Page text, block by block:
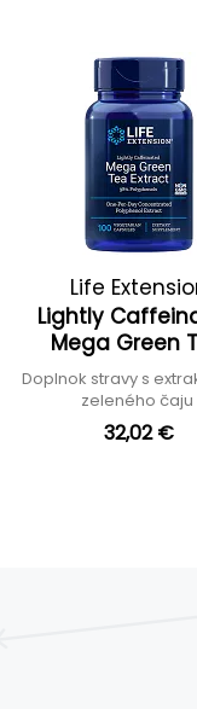
Life
Lightly
Mega Green
Extract
Doplnok stravy s
zeleného čaju
32,02 €